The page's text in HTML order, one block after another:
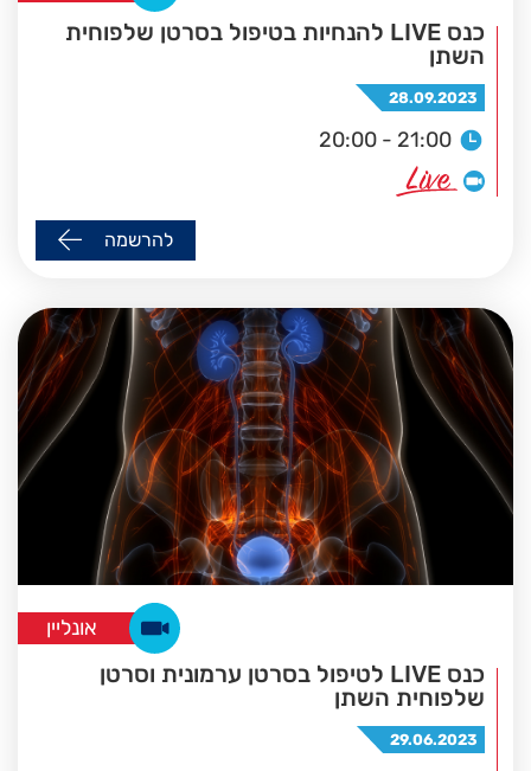
כנס LIVE להנחיות בטיפול בסרטן שלפוחית
השתן
28.09.2023
20:00 - 21:00
להרשמה
אונליין
כנס LIVE לטיפול בסרטן ערמונית וסרטן
שלפוחית השתן
29.06.2023